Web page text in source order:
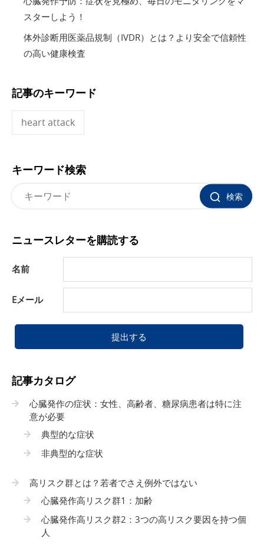
スターしよう！
体外診断用医薬品規制（IVDR）とは？より安全で信頼性
の高い健康検査
記事のキーワード
heart attack
キーワード検索
検索
ニュースレターを購読する
名前
Eメール
提出する
記事カタログ
心臓発作の症状：女性、高齢者、糖尿病患者は特に注
意が必要
典型的な症状
非典型的な症状
高リスク群とは？若者でさえ例外ではない
心臓発作高リスク群1：加齢
心臓発作高リスク群2：3つの高リスク要因を持つ個
人